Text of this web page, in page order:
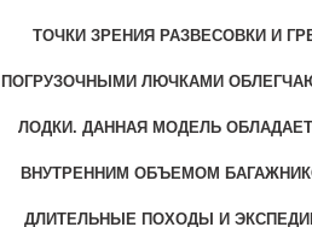
ТОЧКИ ЗРЕНИЯ РАЗВЕСОВКИ И
ПОГРУЗОЧНЫМИ ЛЮЧКАМИ
ЛОДКИ. ДАННАЯ МОДЕЛЬ
ВНУТРЕННИМ ОБЪЕМОМ
ДЛИТЕЛЬНЫЕ ПОХОДЫ И